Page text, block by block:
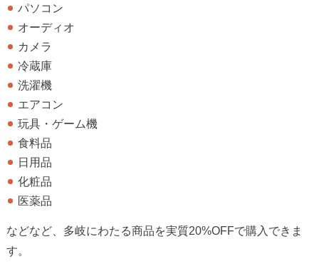
パソコン
オーディオ
カメラ
冷蔵庫
洗濯機
エアコン
玩具・ゲーム機
食料品
日用品
化粧品
医薬品
などなど、多岐にわたる商品を実質20%OFFで購入できま
す。